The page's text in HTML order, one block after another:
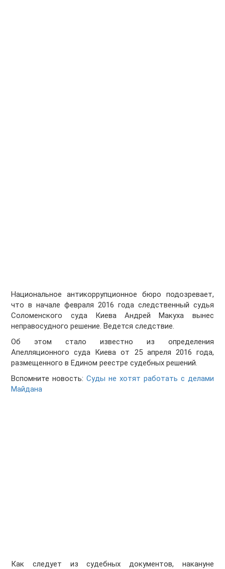
Национальное антикоррупционное бюро подозревает,
что в начале февраля 2016 года следственный судья
Соломенского суда Киева Андрей Макуха вынес
неправосудного решение. Ведется следствие.
Об этом стало известно из определения
Апелляционного суда Киева от 25 апреля 2016 года,
размещенного в Едином реестре судебных решений.
Вспомните новость:Суды не хотят работать с делами
Майдана
Как следует из судебных документов, накануне